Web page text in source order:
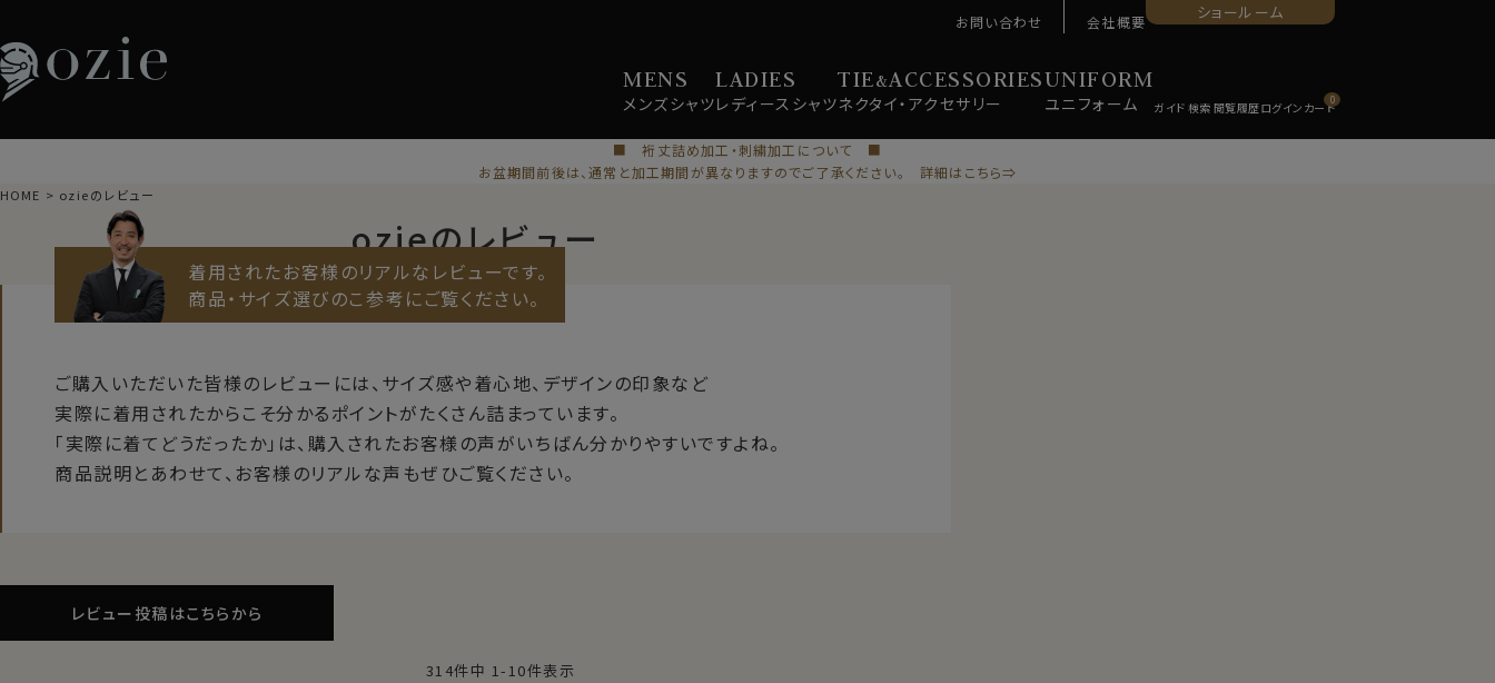
MENS
メンズシャツ
LADIES
レディース シャツ
TIE&ACCESSORIES
ネクタイ・ アクセサリー
UNIFORM
ユニ フォーム
お問い合わせ 会社概要 ショールーム
0
■ 裄丈詰め加工・刺繍加工について ■
お盆期間前後は、通常と加工期間が異なりますのでご了承ください。 詳細はこちら⇒
HOME ozieのレビュー
ozieのレビュー
着用されたお客様のリアルなレビューです。
商品・サイズ選びのこ参考にご覧ください。
ご購入いただいた皆様のレビューには、サイズ感や着心地、デザインの印象など
実際に着用されたからこそ分かるポイントがたくさん詰まっています。
「実際に着てどうだったか」は、購入されたお客様の声がいちばん分かりやすいですよね。
商品説明とあわせて、お客様のリアルな声もぜひご覧ください。
レビュー投稿はこちらから
314件中 1-10件表示